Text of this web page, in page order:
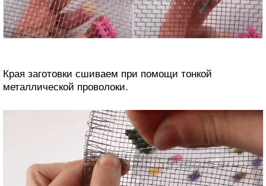
Края заготовки сшиваем при помощи тонкой
металлической проволоки.